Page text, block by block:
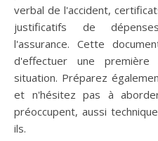
verbal de l'accident,
justificatifs de
l'assurance. Cette
d'effectuer une
situation. Préparez
et n'hésitez pas à
préoccupent, aussi
ils.